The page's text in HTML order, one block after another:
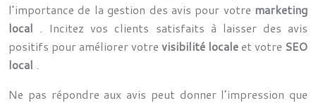
l’importance de la gestion des avis pour votre marketing
local . Incitez vos clients satisfaits à laisser des avis
positifs pour améliorer votre visibilité localeet votre SEO
local .
Ne pas répondre aux avis peut donner l’impression que